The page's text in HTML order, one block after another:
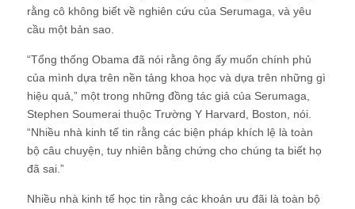
rằng cô không biết về nghiên cứu của Serumaga, và yêu
cầu một bản sao.
“Tổng thống Obama đã nói rằng ông ấy muốn chính phủ
của mình dựa trên nền tảng khoa học và dựa trên những gì
hiệu quả,” một trong những đồng tác giả của Serumaga,
Stephen Soumerai thuộc Trường Y Harvard, Boston, nói.
“Nhiều nhà kinh tế tin rằng các biện pháp khích lệ là toàn
bộ câu chuyện, tuy nhiên bằng chứng cho chúng ta biết họ
đã sai.”
Nhiều nhà kinh tế học tin rằng các khoản ưu đãi là toàn bộ